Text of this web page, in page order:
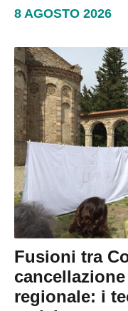
8 AGOSTO 2026
Fusioni tra
regionale: i